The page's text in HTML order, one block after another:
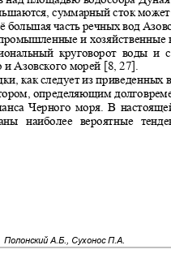
суммарный сток
большая часть речных вод
промышленные и
круговорот воды
и Азовского морей [8, 27].
как следует из
определяющим
Черного моря. В
наиболее вероятные
Полонский А.Б., Сухонос П.А.